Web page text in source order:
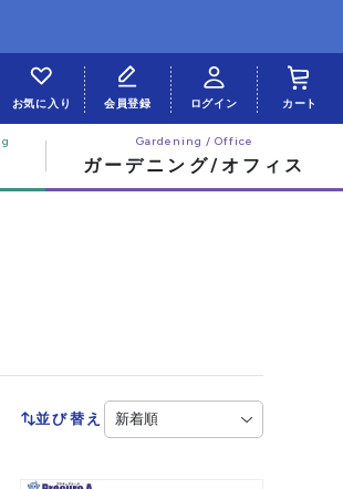
ガーデニング/オフィス
お気に入り 会員登録 ログイン カート
並び替え